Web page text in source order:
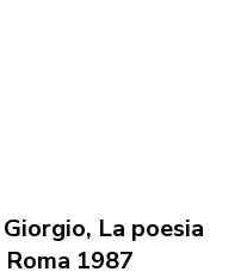
La poesia
1987